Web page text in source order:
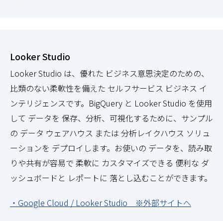
Looker Studio
Looker Studio は、優れた ビジネス意思決定のための、
比類のない柔軟性を備えた セルフサービス ビジネス イ
ンテリジェンスです。BigQuery と Looker Studio を使用
して データを 保存、分析、可視化するために、サンプル
の データ ウェアハウス または 分析レイクハウス ソリュ
ーションを デプロイします。お使いの データを、読み取
りや共有が容易で 柔軟に カスタマイズできる 便利な ダ
ッシュボードと レポートに 落とし込むことができます。
・Google Cloud / Looker Studio ※外部サイトへ